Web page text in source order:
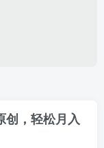
创，轻松月入